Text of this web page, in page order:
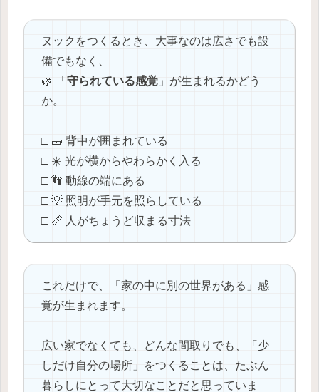
ヌックをつくるとき、大事なのは広さでも設
備でもなく、
🌿 「 守られている感覚 」が生まれるかどう
か。
□ 🧱 背中が囲まれている
□ ☀️ 光が横からやわらかく入る
□ 👣 動線の端にある
□ 💡 照明が手元を照らしている
□ 📏 人がちょうど収まる寸法
これだけで、「家の中に別の世界がある」感
覚が生まれます。
広い家でなくても、どんな間取りでも、「少
しだけ自分の場所」をつくることは、たぶん
暮らしにとって大切なことだと思っていま